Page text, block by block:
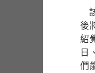
後
紹
日
們